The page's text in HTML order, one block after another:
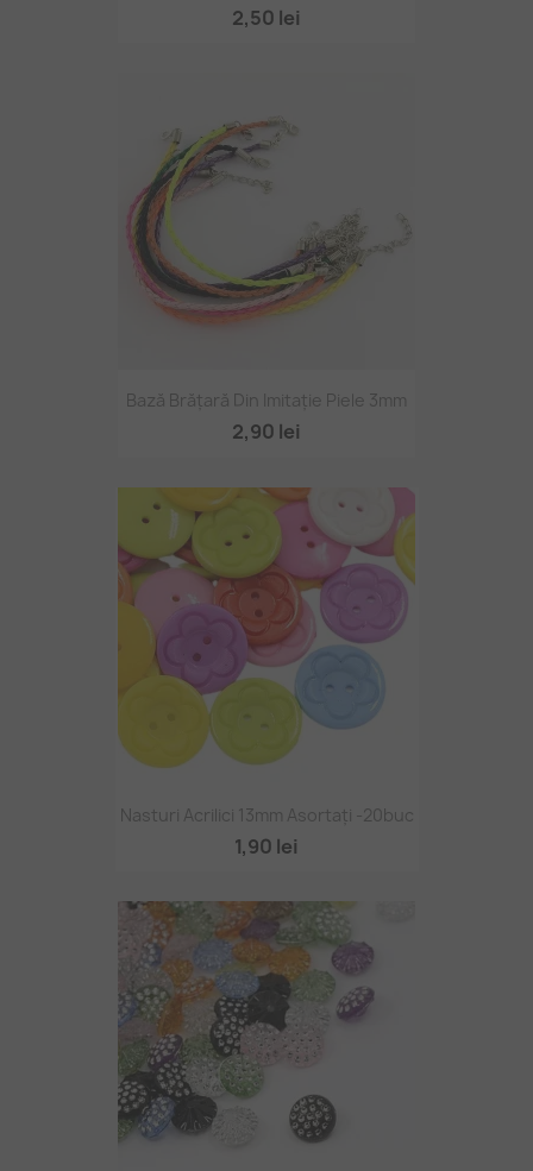
2,50 lei
Bază Brățară Din Imitație Piele 3mm
2,90 lei
Nasturi Acrilici 13mm Asortați -20buc
1,90 lei